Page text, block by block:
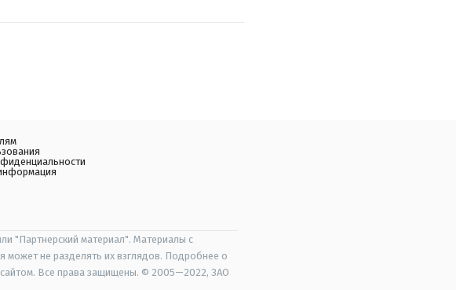
"Партнерский материал". Материалы с
может не разделять их взглядов. Подробнее о
сайтом. Все права защищены. © 2005—2022, ЗАО